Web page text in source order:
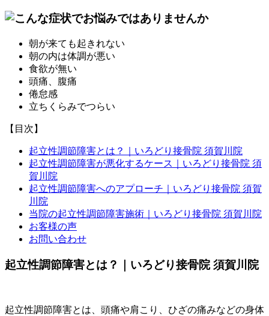
朝が来ても起きれない
朝の内は体調が悪い
食欲が無い
頭痛、腹痛
倦怠感
立ちくらみでつらい
【目次】
起立性調節障害とは？｜いろどり接骨院 須賀川院
起立性調節障害が悪化するケース｜いろどり接骨院 須
賀川院
起立性調節障害へのアプローチ｜いろどり接骨院 須賀
川院
当院の起立性調節障害施術｜いろどり接骨院 須賀川院
お客様の声
お問い合わせ
起立性調節障害とは？｜いろどり接骨院 須賀川院
起立性調節障害とは、頭痛や肩こり、ひざの痛みなどの身体